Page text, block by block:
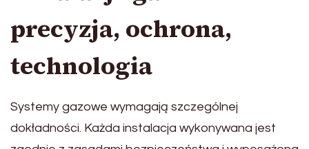
precyzja, ochrona,
technologia
Systemy gazowe wymagają szczególnej
dokładności. Każda instalacja wykonywana jest